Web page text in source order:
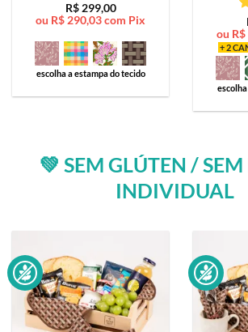
Avaliação5
de 5
R$299,00
ou R$ 290,03com Pix
escolha a estampa do tecido
ou R$
+ 2
💚 SEM GLÚTEN /
INDIVIDUAL